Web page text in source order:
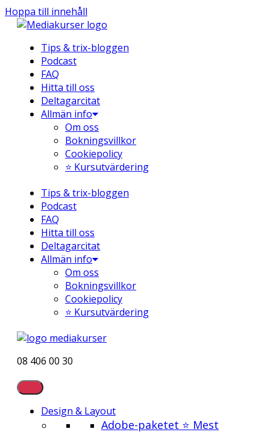
Hoppa till innehåll
Tips & trix-bloggen
Podcast
FAQ
Hitta till oss
Deltagarcitat
Allmän info
Om oss
Bokningsvillkor
Cookiepolicy
⭐ Kursutvärdering
Tips & trix-bloggen
Podcast
FAQ
Hitta till oss
Deltagarcitat
Allmän info
Om oss
Bokningsvillkor
Cookiepolicy
⭐ Kursutvärdering
08 406 00 30
Design & Layout
Adobe-paketet ⭐ Mest